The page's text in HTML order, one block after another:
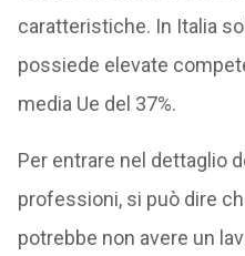
caratteristiche. In Italia
possiede elevate
media Ue del 37%.
Per entrare nel dettaglio
professioni, si può dire
potrebbe non avere un